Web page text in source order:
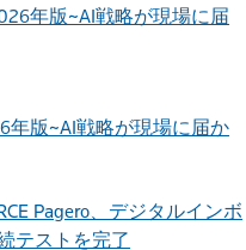
年版~AI戦略が現場に届か